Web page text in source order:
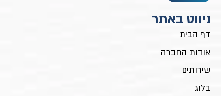
ניווט באתר
דף הבית
אודות החברה
שירותים
בלוג